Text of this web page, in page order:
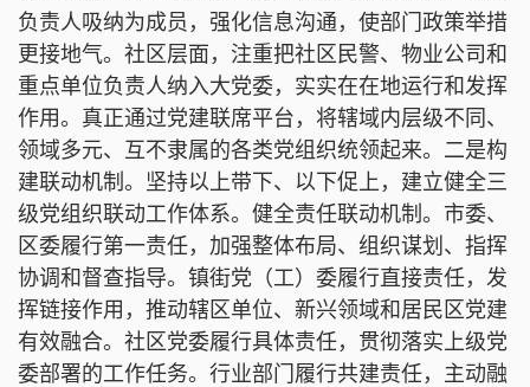
负责人吸纳为成员，强化信息沟通，使部门政策举措
更接地气。社区层面，注重把社区民警、物业公司和
重点单位负责人纳入大党委，实实在在地运行和发挥
作用。真正通过党建联席平台，将辖域内层级不同、
领域多元、互不隶属的各类党组织统领起来。二是构
建联动机制。坚持以上带下、以下促上，建立健全三
级党组织联动工作体系。健全责任联动机制。市委、
区委履行第一责任，加强整体布局、组织谋划、指挥
协调和督查指导。镇街党（工）委履行直接责任，发
挥链接作用，推动辖区单位、新兴领域和居民区党建
有效融合。社区党委履行具体责任，贯彻落实上级党
委部署的工作任务。行业部门履行共建责任，主动融